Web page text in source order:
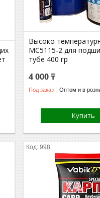
Высоко
МС5115-2 для
тубе 400 гр
4 000 ₸
Под заказ Оптом и в
Купить
998